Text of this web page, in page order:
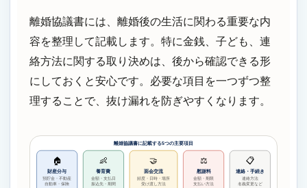
離婚協議書には、離婚後の生活に関わる重要な内
容を整理して記載します。特に金銭、子ども、連
絡方法に関する取り決めは、後から確認できる形
にしておくと安心です。必要な項目を一つずつ整
理することで、抜け漏れを防ぎやすくなります。
離婚協議書に記載する5つの主要項目
🏠
財産分与
預貯金・不動産
自動車・保険
👶
養育費
金額・支払日
振込先・期間
🤝
面会交流
頻度・日時・場所
受け渡し方法
⚖️
慰謝料
金額・期限
支払い方法
📋
連絡・手続き
連絡方法
名義変更など